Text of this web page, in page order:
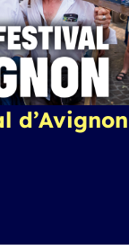
d’Avignon